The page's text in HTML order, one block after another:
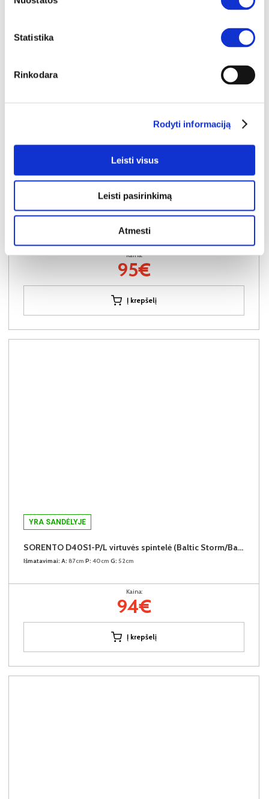
Statistika
Rinkodara
Rodyti informaciją
Leisti visus
Leisti pasirinkimą
Atmesti
SORENTO D20C virtuvės spintelė (Baltic Storm/Baltic Storm)
Kaina:
95€
Į krepšelį
YRA SANDĖLYJE
SORENTO D40S1-P/L virtuvės spintelė (Baltic Storm/Baltic Storm)
Išmatavimai: A: 87cm P: 40cm G: 52cm
Kaina:
94€
Į krepšelį